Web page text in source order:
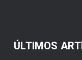
ÚLTIMOS